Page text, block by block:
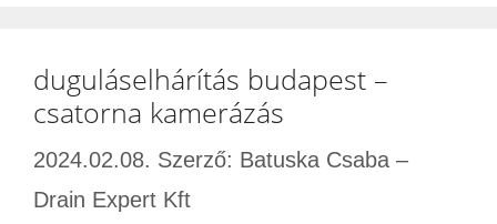
duguláselhárítás budapest –
csatorna kamerázás
2024.02.08. Szerző: Batuska Csaba –
Drain Expert Kft